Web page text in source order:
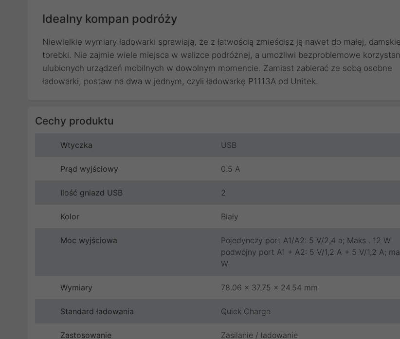
Idealny kompan podróży
Niewielkie wymiary ładowarki sprawiają, że z łatwością zmieścisz ją nawet do małej,
torebki. Nie zajmie wiele miejsca w walizce podróżnej, a umożliwi bezproblemowe
ulubionych urządzeń mobilnych w dowolnym momencie. Zamiast zabierać ze sobą osobne
ładowarki, postaw na dwa w jednym, czyli ładowarkę P1113A od Unitek.
Cechy produktu
Wtyczka USB
Prąd wyjściowy 0.5 A
Ilość gniazd USB 2
Kolor Biały
Moc wyjściowa
Pojedynczy port A1/A2: 5 V/2,4 a; Maks . 12 W
podwójny port A1 + A2: 5 V/1,2 A + 5 V/1,2 A;
W
Wymiary 78.06 x 37.75 x 24.54 mm
Standard ładowania Quick Charge
Zastosowanie Zasilanie / ładowanie